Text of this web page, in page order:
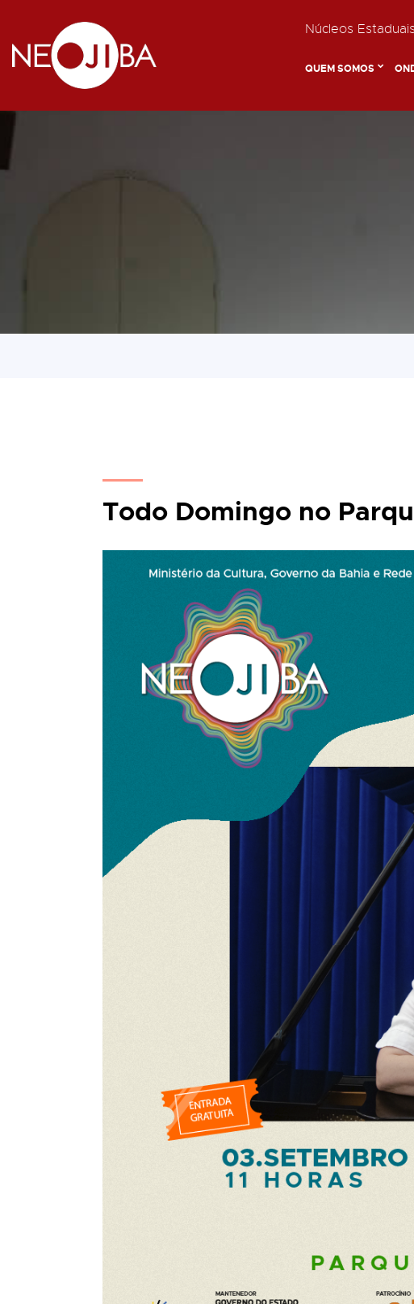
Núcleos
QUEM SOMOS
Todo Domingo no